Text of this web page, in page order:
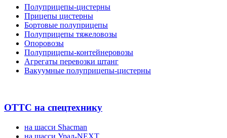
Полуприцепы-цистерны
Прицепы цистерны
Бортовые полуприцепы
Полуприцепы тяжеловозы
Опоровозы
Полуприцепы-контейнеровозы
Агрегаты перевозки штанг
Вакуумные полуприцепы-цистерны
ОТТС на спецтехнику
на шасси Shacman
на шасси Урал-NEXT